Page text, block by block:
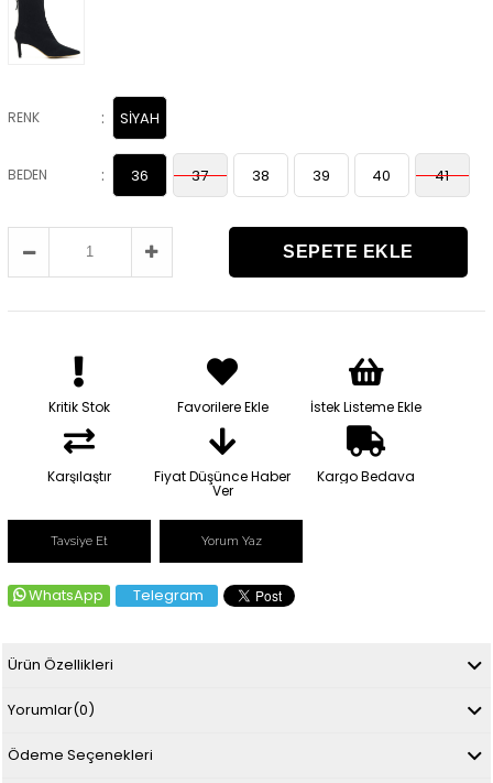
RENK : SİYAH
BEDEN : 36 37 38 39 40 41
Kritik Stok Favorilere Ekle İstek Listeme Ekle
Karşılaştır Fiyat Düşünce Haber
Ver
Kargo Bedava
Tavsiye Et Yorum Yaz
WhatsApp Telegram
Ürün Özellikleri
Yorumlar(0)
Ödeme Seçenekleri